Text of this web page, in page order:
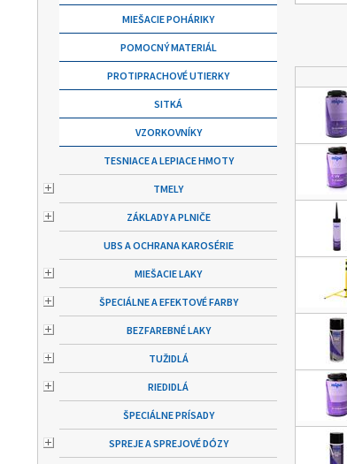
MIEŠACIE POHÁRIKY
POMOCNÝ MATERIÁL
PROTIPRACHOVÉ UTIERKY
SITKÁ
VZORKOVNÍKY
TESNIACE A LEPIACE HMOTY
TMELY
ZÁKLADY A PLNIČE
UBS A OCHRANA KAROSÉRIE
MIEŠACIE LAKY
ŠPECIÁLNE A EFEKTOVÉ FARBY
BEZFAREBNÉ LAKY
TUŽIDLÁ
RIEDIDLÁ
ŠPECIÁLNE PRÍSADY
SPREJE A SPREJOVÉ DÓZY